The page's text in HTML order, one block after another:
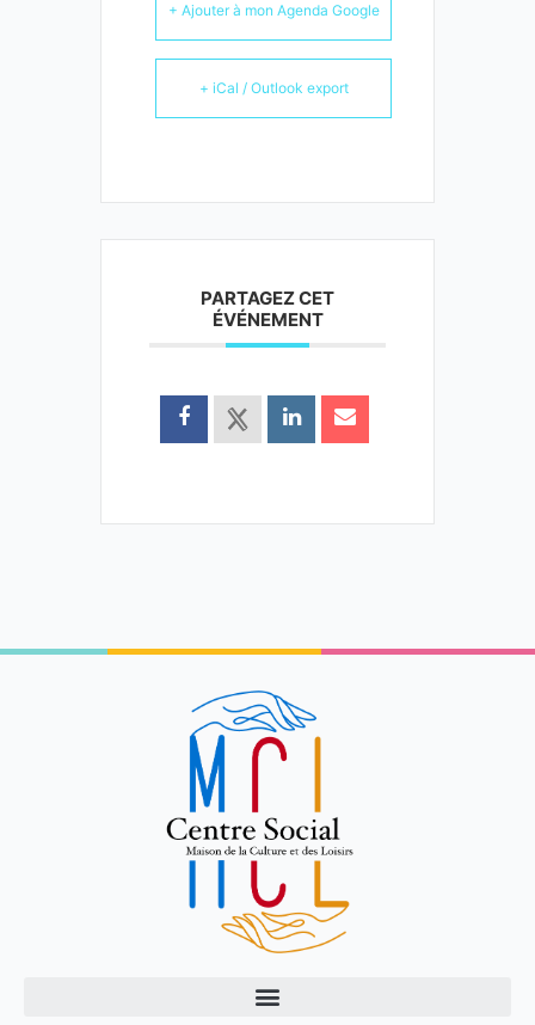
+ Ajouter à mon Agenda Google
+ iCal / Outlook export
PARTAGEZ CET
ÉVÉNEMENT